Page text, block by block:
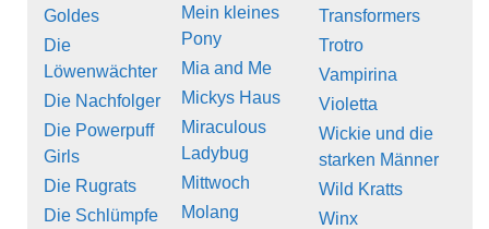
Goldes
Die
Löwenwächter
Die Nachfolger
Die Powerpuff
Girls
Die Rugrats
Die Schlümpfe
Mein kleines
Pony
Mia and Me
Mickys Haus
Miraculous
Ladybug
Mittwoch
Molang
Transformers
Trotro
Vampirina
Violetta
Wickie und die
starken Männer
Wild Kratts
Winx